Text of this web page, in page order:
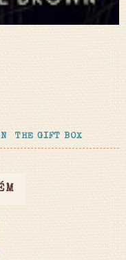
THE GIFT BOX